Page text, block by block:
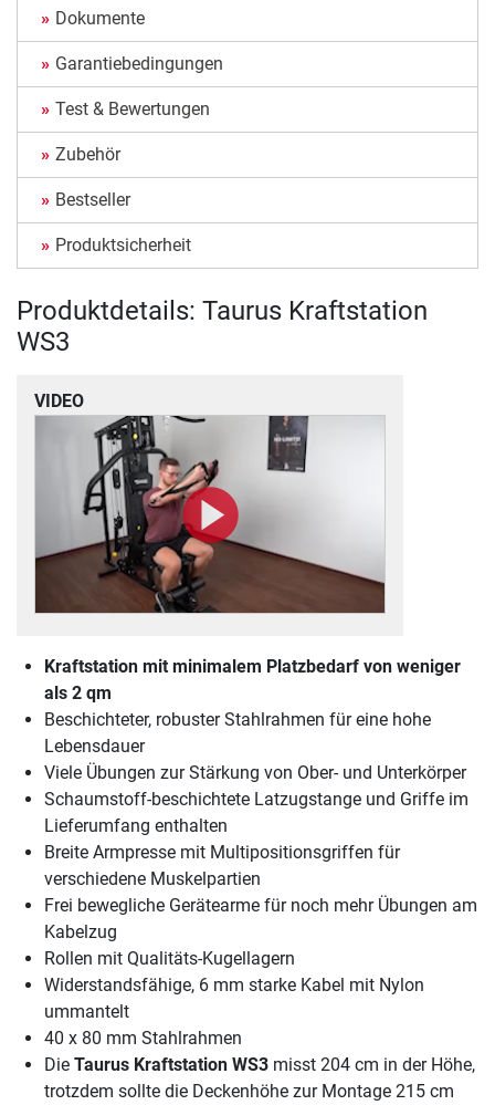
Dokumente
Garantiebedingungen
Test & Bewertungen
Zubehör
Bestseller
Produktsicherheit
Produktdetails: Taurus Kraftstation
WS3
VIDEO
Kraftstation mit minimalem Platzbedarf von weniger
als 2 qm
Beschichteter, robuster Stahlrahmen für eine hohe
Lebensdauer
Viele Übungen zur Stärkung von Ober- und Unterkörper
Schaumstoff-beschichtete Latzugstange und Griffe im
Lieferumfang enthalten
Breite Armpresse mit Multipositionsgriffen für
verschiedene Muskelpartien
Frei bewegliche Gerätearme für noch mehr Übungen am
Kabelzug
Rollen mit Qualitäts-Kugellagern
Widerstandsfähige, 6 mm starke Kabel mit Nylon
ummantelt
40 x 80 mm Stahlrahmen
Die Taurus Kraftstation WS3 misst 204 cm in der Höhe,
trotzdem sollte die Deckenhöhe zur Montage 215 cm